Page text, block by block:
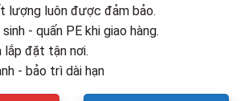
lượng luôn được đảm bảo.
- quấn PE khi giao hàng.
lắp đặt tận nơi.
- bảo trì dài hạn